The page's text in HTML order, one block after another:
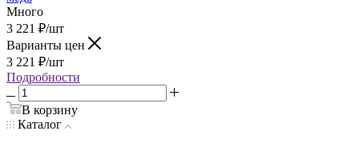
Много
3 221 ₽/шт
Варианты цен
3 221 ₽/шт
Подробности
В корзину
Каталог